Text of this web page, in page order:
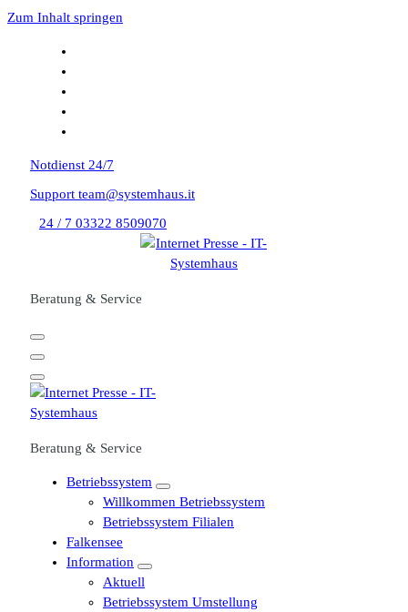
Zum Inhalt springen
Notdienst 24/7
Support team@systemhaus.it
24 / 7 03322 8509070
Beratung & Service
Beratung & Service
Betriebssystem
Willkommen Betriebssystem
Betriebssystem Filialen
Falkensee
Information
Aktuell
Betriebssystem Umstellung